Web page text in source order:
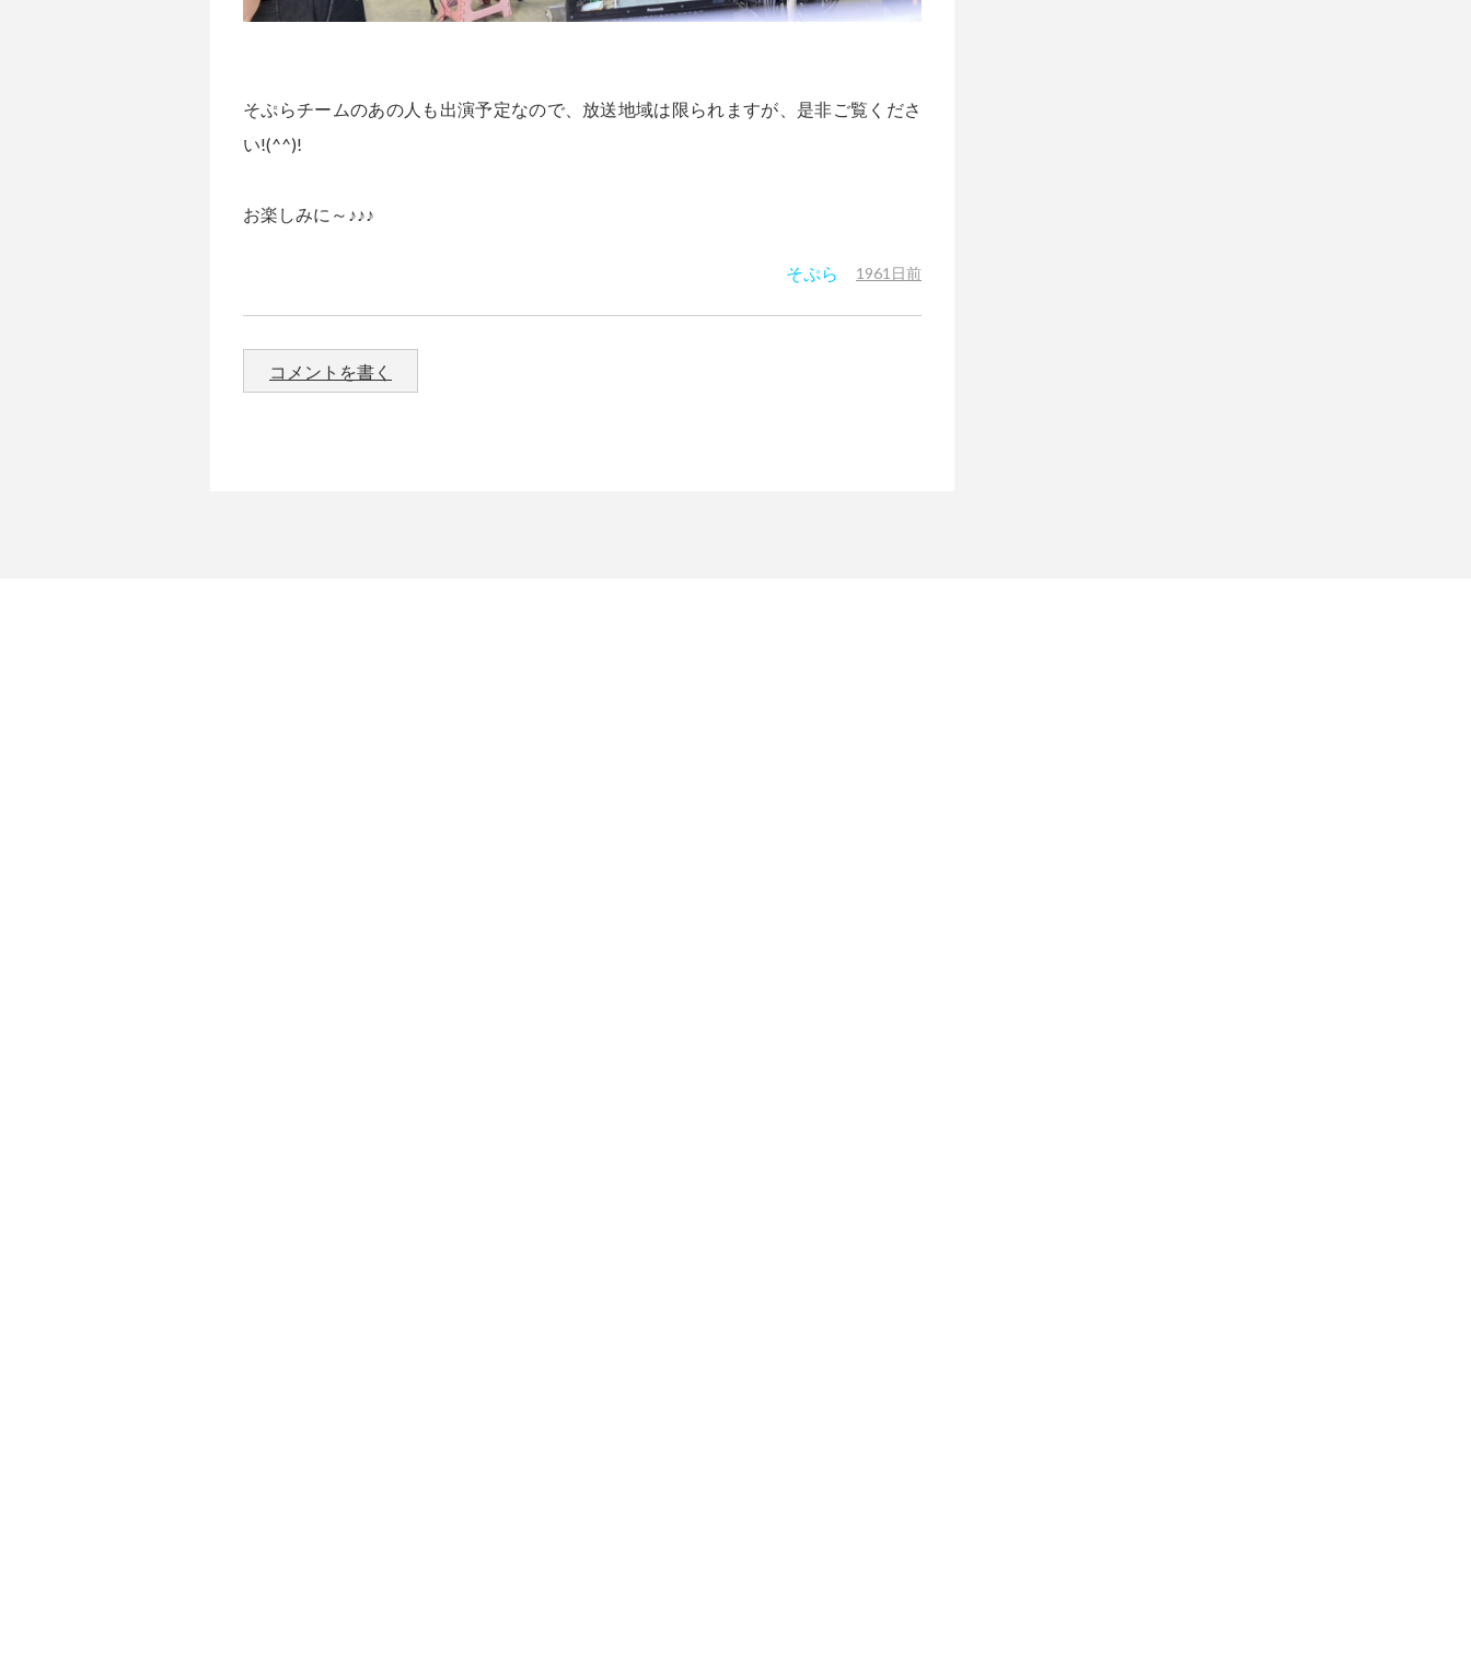
そぷらチームのあの人も出演予定なので、放送地域は限られますが、是非ご覧くださ
い!(^^)!
お楽しみに～♪♪♪
そぷら 1961日前
コメントを書く